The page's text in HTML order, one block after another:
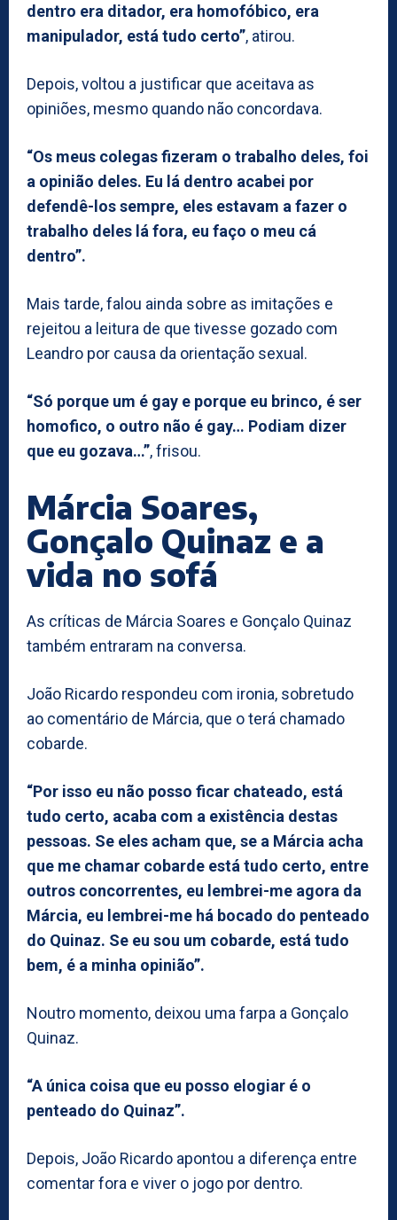
dentro era ditador, era homofóbico, era
manipulador, está tudo certo”, atirou.
Depois, voltou a justificar que aceitava as
opiniões, mesmo quando não concordava.
“Os meus colegas fizeram o trabalho deles, foi
a opinião deles. Eu lá dentro acabei por
defendê-los sempre, eles estavam a fazer o
trabalho deles lá fora, eu faço o meu cá
dentro”.
Mais tarde, falou ainda sobre as imitações e
rejeitou a leitura de que tivesse gozado com
Leandro por causa da orientação sexual.
“Só porque um é gay e porque eu brinco, é ser
homofico, o outro não é gay… Podiam dizer
que eu gozava…”, frisou.
Márcia Soares,
Gonçalo Quinaz e a
vida no sofá
As críticas de Márcia Soares e Gonçalo Quinaz
também entraram na conversa.
João Ricardo respondeu com ironia, sobretudo
ao comentário de Márcia, que o terá chamado
cobarde.
“Por isso eu não posso ficar chateado, está
tudo certo, acaba com a existência destas
pessoas. Se eles acham que, se a Márcia acha
que me chamar cobarde está tudo certo, entre
outros concorrentes, eu lembrei-me agora da
Márcia, eu lembrei-me há bocado do penteado
do Quinaz. Se eu sou um cobarde, está tudo
bem, é a minha opinião”.
Noutro momento, deixou uma farpa a Gonçalo
Quinaz.
“A única coisa que eu posso elogiar é o
penteado do Quinaz”.
Depois, João Ricardo apontou a diferença entre
comentar fora e viver o jogo por dentro.